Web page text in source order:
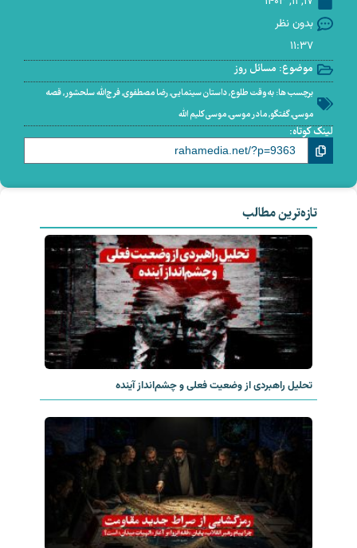
بدون نظر
11:37
موضوع: مسائل روز
برچسب ها:به‌وقت طلوع,داستان سینمایی,رضا مصطفوی,فرج‌الله سلحشور,قصه
موسی,گفتگو,مادر موسی,موسی کلیم‌ الله
لینک کوتاه:
تازه‌ترین مطالب
تحلیل راهبردی از وضعیت فعلی و چشم‌انداز آینده